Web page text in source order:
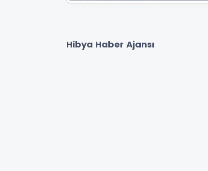
Hibya Haber Ajansı